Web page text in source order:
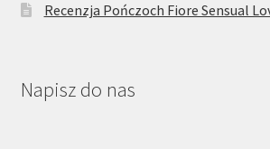
Recenzja Pończoch Fiore Sensual
Napisz do nas